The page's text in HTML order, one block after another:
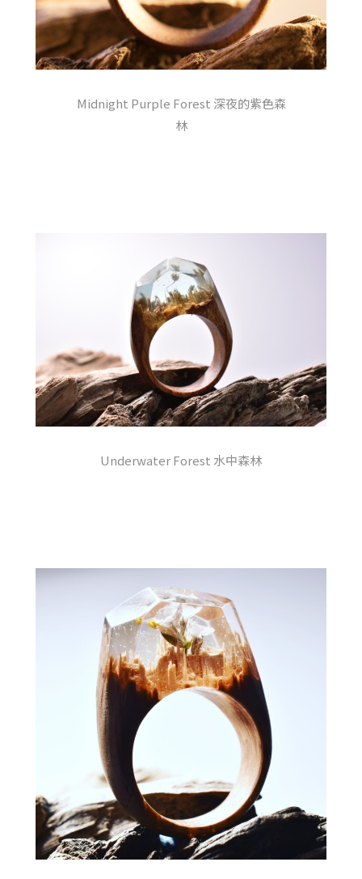
Midnight Purple Forest 深夜的紫色森
林
Underwater Forest 水中森林